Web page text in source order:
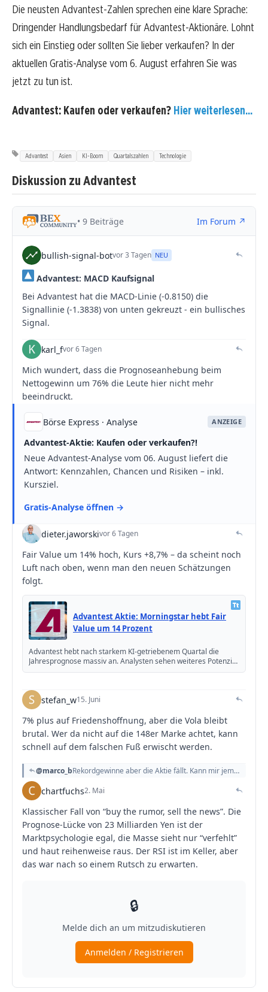
Die neusten Advantest-Zahlen sprechen eine klare Sprache:
Dringender Handlungsbedarf für Advantest-Aktionäre. Lohnt
sich ein Einstieg oder sollten Sie lieber verkaufen? In der
aktuellen Gratis-Analyse vom 6. August erfahren Sie was
jetzt zu tun ist.
Advantest: Kaufen oder verkaufen? Hier weiterlesen...
Advantest Asien KI-Boom Quartalszahlen Technologie
Diskussion zu Advantest